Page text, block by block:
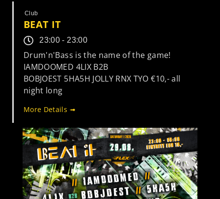
Club
BEAT IT
23:00 - 23:00
Drum'n'Bass is the name of the game!
IAMDOOMED 4LIX B2B
BOBJOEST 5HA5H JOLLY RNX TYO €10,- all
night long
More Details ➟